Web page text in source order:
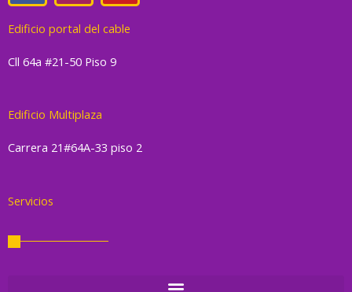
c
e
b
o
k
s
t
a
g
a
u
t
Edificio portal del cable
Cll 64a #21-50 Piso 9
Edificio Multiplaza
Carrera 21#64A-33 piso 2
Servicios